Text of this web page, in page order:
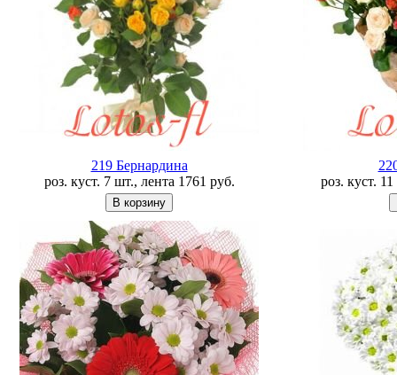
219 Бернардина
роз. куст. 7 шт., лента 1761 руб.
роз. куст.